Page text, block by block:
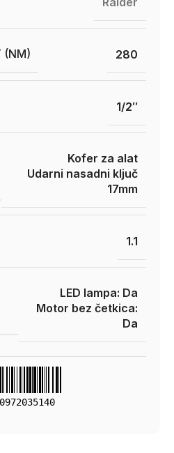
(NM) 280
1/2″
Kofer za alat
Udarni nasadni ključ
17mm
1.1
LED lampa: Da
Motor bez četkica:
Da